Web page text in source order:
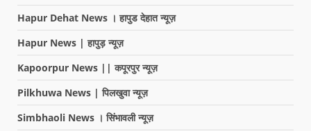
Hapur Dehat News । हापुड देहात न्यूज़
Hapur News | हापुड़ न्यूज़
Kapoorpur News || कपूरपुर न्यूज़
Pilkhuwa News | पिलखुवा न्यूज़
Simbhaoli News । सिंभावली न्यूज़